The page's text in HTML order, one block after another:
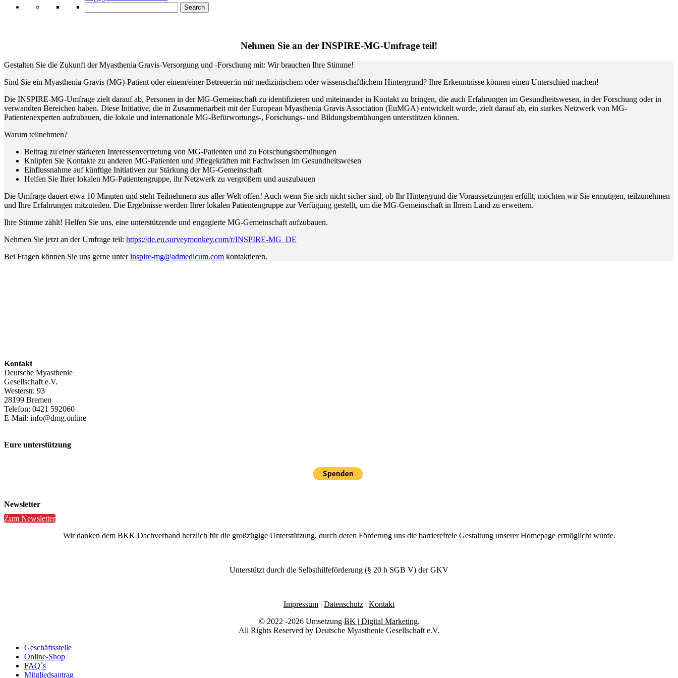
Search
Nehmen Sie an der INSPIRE-MG-Umfrage teil!
Gestalten Sie die Zukunft der Myasthenia Gravis-Versorgung und -Forschung mit: Wir brauchen Ihre Stimme!
Sind Sie ein Myasthenia Gravis (MG)-Patient oder einem/einer Betreuer:in mit medizinischem oder wissenschaftlichem Hintergrund? Ihre Erkenntnisse können einen Unterschied machen!
Die INSPIRE-MG-Umfrage zielt darauf ab, Personen in der MG-Gemeinschaft zu identifizieren und miteinander in Kontakt zu bringen, die auch Erfahrungen im Gesundheitswesen, in der Forschung oder in
verwandten Bereichen haben. Diese Initiative, die in Zusammenarbeit mit der European Myasthenia Gravis Association (EuMGA) entwickelt wurde, zielt darauf ab, ein starkes Netzwerk von MG-
Patientenexperten aufzubauen, die lokale und internationale MG-Befürwortungs-, Forschungs- und Bildungsbemühungen unterstützen können.
Warum teilnehmen?
Beitrag zu einer stärkeren Interessenvertretung von MG-Patienten und zu Forschungsbemühungen
Knüpfen Sie Kontakte zu anderen MG-Patienten und Pflegekräften mit Fachwissen im Gesundheitswesen
Einflussnahme auf künftige Initiativen zur Stärkung der MG-Gemeinschaft
Helfen Sie Ihrer lokalen MG-Patientengruppe, ihr Netzwerk zu vergrößern und auszubauen
Die Umfrage dauert etwa 10 Minuten und steht Teilnehmern aus aller Welt offen! Auch wenn Sie sich nicht sicher sind, ob Ihr Hintergrund die Voraussetzungen erfüllt, möchten wir Sie ermutigen, teilzunehmen
und Ihre Erfahrungen mitzuteilen. Die Ergebnisse werden Ihrer lokalen Patientengruppe zur Verfügung gestellt, um die MG-Gemeinschaft in Ihrem Land zu erweitern.
Ihre Stimme zählt! Helfen Sie uns, eine unterstützende und engagierte MG-Gemeinschaft aufzubauen.
Nehmen Sie jetzt an der Umfrage teil: https://de.eu.surveymonkey.com/r/INSPIRE-MG_DE
Bei Fragen können Sie uns gerne unterinspire-mg@admedicum.com kontaktieren.
Kontakt
Deutsche Myasthenie
Gesellschaft e.V.
Westerstr. 93
28199 Bremen
Telefon: 0421 592060
E-Mail: info@dmg.online
Eure unterstützung
Newsletter
Zum Newsletter
Wir danken dem BKK Dachverband herzlich für die großzügige Unterstützung, durch deren Förderung uns die barrierefreie Gestaltung unserer Homepage ermöglicht wurde.
Unterstützt durch die Selbsthilfeförderung (§ 20 h SGB V) der GKV
Impressum | Datenschutz | Kontakt
© 2022 -2026 Umsetzung BK | Digital Marketing.
All Rights Reserved by Deutsche Myasthenie Gesellschaft e.V.
Geschäftsstelle
Online-Shop
FAQ´s
Mitgliedsantrag